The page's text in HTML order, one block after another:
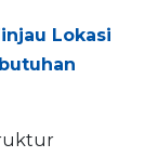
Lokasi